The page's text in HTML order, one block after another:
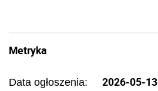
Metryka
Data ogłoszenia: 2026-05-13